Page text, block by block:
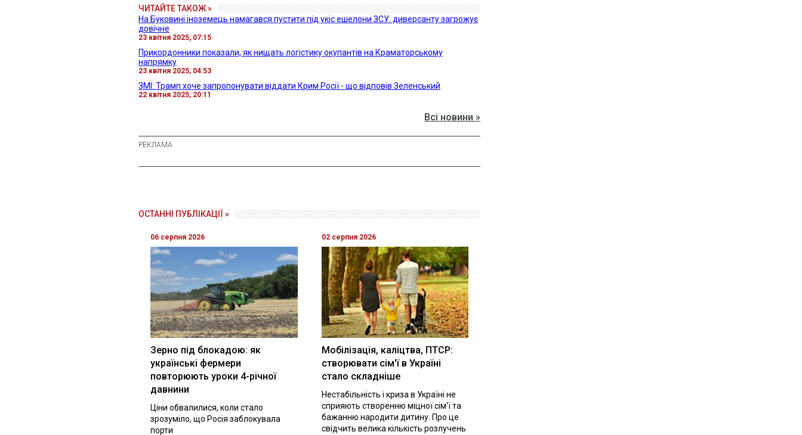
ЧИТАЙТЕ ТАКОЖ »
На Буковині іноземець намагався пустити під укіс ешелони ЗСУ: диверсанту загрожує
довічне
23 квітня 2025, 07:15
Прикордонники показали, як нищать логістику окупантів на Краматорському
напрямку
23 квітня 2025, 04:53
ЗМІ: Трамп хоче запропонувати віддати Крим Росії - що відповів Зеленський
22 квітня 2025, 20:11
Всі новини »
ОСТАННІ ПУБЛІКАЦІЇ »
06 серпня 2026
Зерно під блокадою: як
українські фермери
повторюють уроки 4-річної
давнини
Ціни обвалилися, коли стало
зрозуміло, що Росія заблокувала
порти
02 серпня 2026
Мобілізація, каліцтва, ПТСР:
створювати сім'ї в Україні
стало складніше
Нестабільність і криза в Україні не
сприяють створенню міцної сім'ї та
бажанню народити дитину. Про це
свідчить велика кількість розлучень